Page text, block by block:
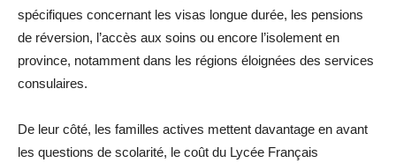
spécifiques concernant les visas longue durée, les pensions
de réversion, l’accès aux soins ou encore l’isolement en
province, notamment dans les régions éloignées des services
consulaires.
De leur côté, les familles actives mettent davantage en avant
les questions de scolarité, le coût du Lycée Français